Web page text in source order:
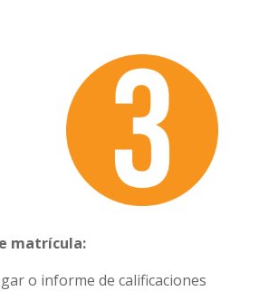
matrícula:
o informe de calificaciones